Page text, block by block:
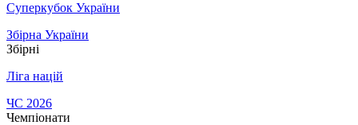
Суперкубок України
Збірна України
Збірні
Ліга націй
ЧС 2026
Чемпіонати